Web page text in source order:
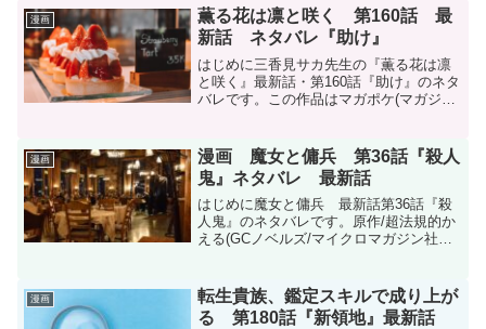
現在、コミックスは19巻まで発売中で
す。薫る花は...
漫画
薫る花は凛と咲く 第160話 最
新話 ネタバレ『助け』
はじめに三香見サカ先生の『薫る花は凛
と咲く』最新話・第160話『助け』のネタ
バレです。この作品はマガポケ(マガジン
現在、コミックスは18巻まで発売中で
す。薫る花は...
漫画
漫画 魔女と傭兵 第36話『殺人
鬼』ネタバレ 最新話
はじめに魔女と傭兵 最新話第36話『殺
人鬼』のネタバレです。原作/超法規的か
える(GCノベルズ/マイクロマガジン社刊)
(GCノベルズ/マイクロマガジン社刊) ...
漫画
転生貴族、鑑定スキルで成り上が
る 第180話『新領地』最新話